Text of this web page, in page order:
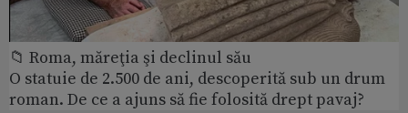
📁 Roma, măreţia şi declinul său
O statuie de 2.500 de ani, descoperită sub un drum
roman. De ce a ajuns să fie folosită drept pavaj?